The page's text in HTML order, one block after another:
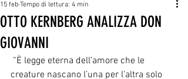
OTTO KERNBERG ANALIZZA DON
GIOVANNI
15 feb Tempo di lettura: 4 min
“È legge eterna dell’amore che le
creature nascano l’una per l’altra solo